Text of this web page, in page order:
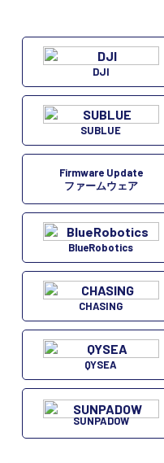
DJI
SUBLUE
Firmware Update
ファームウェア
BlueRobotics
CHASING
QYSEA
SUNPADOW